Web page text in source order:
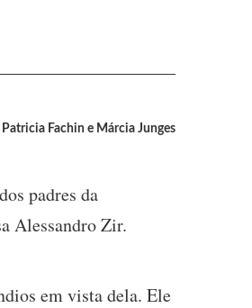
Patricia Fachin e Márcia Junges
padres da
Alessandro Zir.
em vista dela. Ele